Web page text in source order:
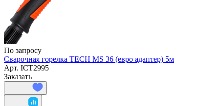
По запросу
Сварочная горелка TECH MS 36 (евро адаптер) 5м
Арт. ICT2995
Заказать